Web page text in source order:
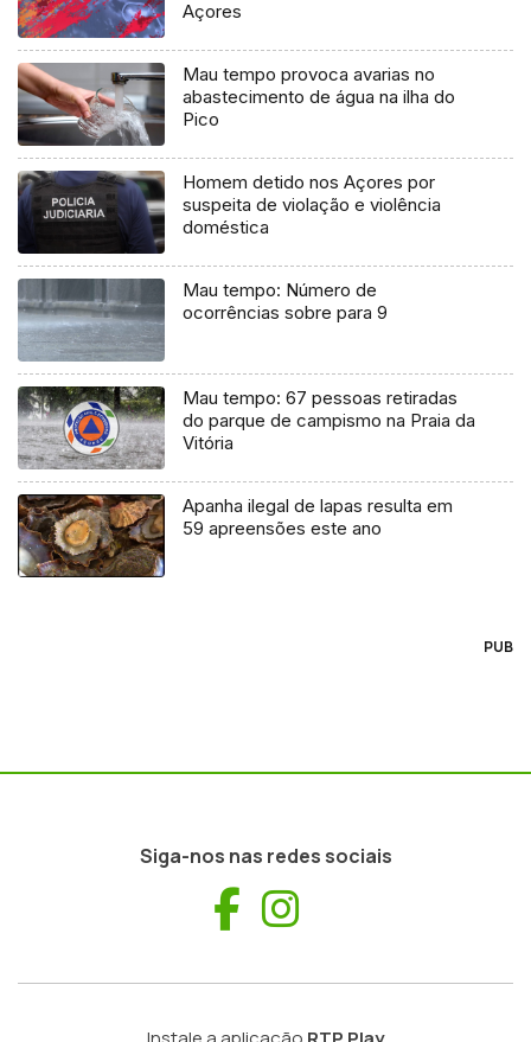
Açores
Mau tempo provoca avarias no
abastecimento de água na ilha do
Pico
Homem detido nos Açores por
suspeita de violação e violência
doméstica
Mau tempo: Número de
ocorrências sobre para 9
Mau tempo: 67 pessoas retiradas
do parque de campismo na Praia da
Vitória
Apanha ilegal de lapas resulta em
59 apreensões este ano
PUB
Siga-nos nas redes sociais
Facebook